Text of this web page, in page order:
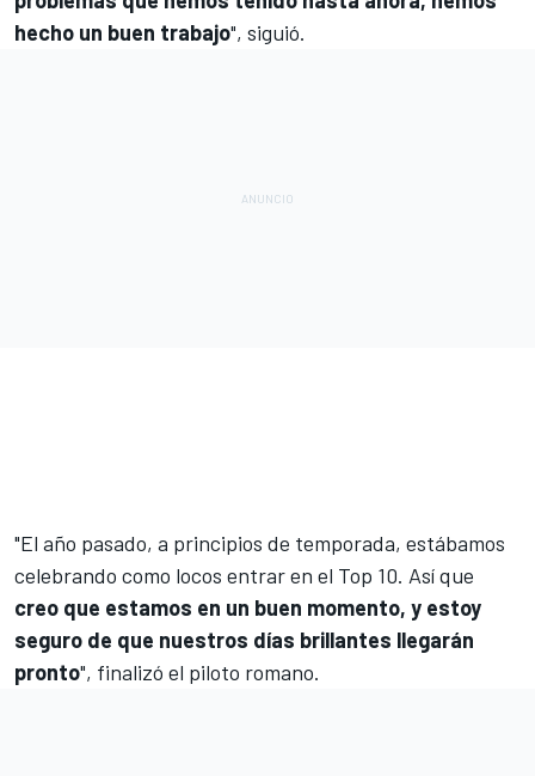
hecho un buen trabajo", siguió.
"El año pasado, a principios de temporada, estábamos
celebrando como locos entrar en el Top 10. Así que
creo que estamos en un buen momento, y estoy
seguro de que nuestros días brillantes llegarán
pronto", finalizó el piloto romano.